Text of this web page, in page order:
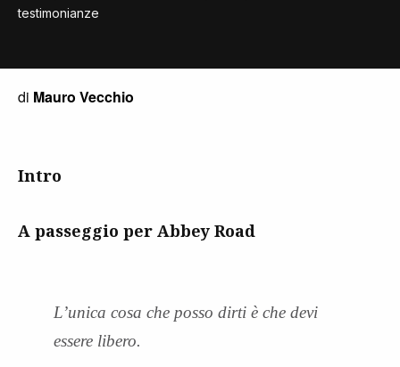
testimonianze
di Mauro Vecchio
Intro
A passeggio per Abbey Road
L’unica cosa che posso dirti è che devi
essere libero.